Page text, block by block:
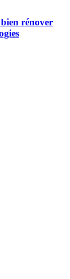
rénover